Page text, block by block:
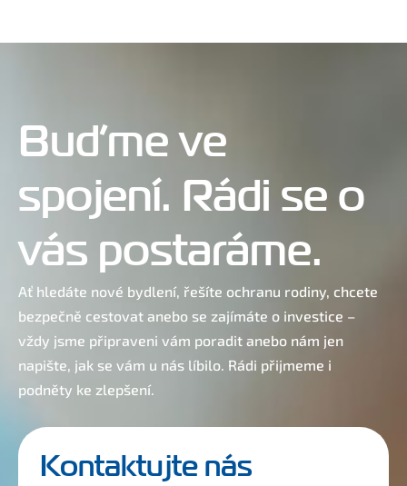
Buďme ve
spojení. Rádi se o
vás postaráme.
Ať hledáte nové bydlení, řešíte ochranu rodiny, chcete
bezpečně cestovat anebo se zajímáte o investice –
vždy jsme připraveni vám poradit anebo nám jen
napište, jak se vám u nás líbilo. Rádi přijmeme i
podněty ke zlepšení.
Kontaktujte nás